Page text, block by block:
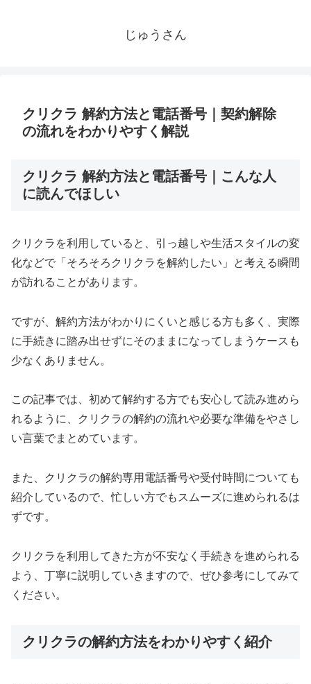
じゅうさん
クリクラ 解約方法と電話番号｜契約解除
の流れをわかりやすく解説
クリクラ 解約方法と電話番号｜こんな人
に読んでほしい
クリクラを利用していると、引っ越しや生活スタイルの変
化などで「そろそろクリクラを解約したい」と考える瞬間
が訪れることがあります。
ですが、解約方法がわかりにくいと感じる方も多く、実際
に手続きに踏み出せずにそのままになってしまうケースも
少なくありません。
この記事では、初めて解約する方でも安心して読み進めら
れるように、クリクラの解約の流れや必要な準備をやさし
い言葉でまとめています。
また、クリクラの解約専用電話番号や受付時間についても
紹介しているので、忙しい方でもスムーズに進められるは
ずです。
クリクラを利用してきた方が不安なく手続きを進められる
よう、丁寧に説明していきますので、ぜひ参考にしてみて
ください。
クリクラの解約方法をわかりやすく紹介